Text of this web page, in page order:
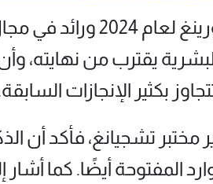
ألقى ريتشارد ساتون،
يقترب من نهايته،
بكثير الإنجازات
مختبر تشجيانغ، فأكد أن
أيضًا. كما أشار